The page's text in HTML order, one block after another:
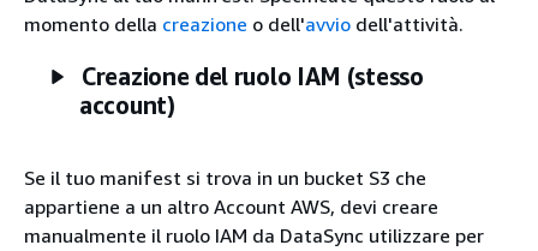
momento della creazione o dell'avvio dell'attività.
Creazione del ruolo IAM (stesso
account)
Se il tuo manifest si trova in un bucket S3 che
appartiene a un altro Account AWS, devi creare
manualmente il ruolo IAM da DataSync utilizzare per